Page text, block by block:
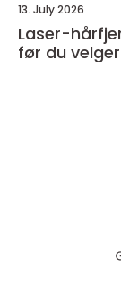
13. July 2026
Laser-
før du